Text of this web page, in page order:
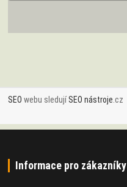
SEO webu sledujíSEO nástroje .cz
Informace pro zákazníky